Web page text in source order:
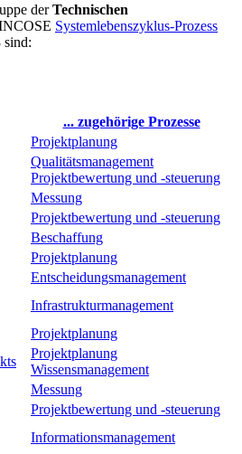
derTechnischen
Systemlebenszyklus-Prozess
sind:
... zugehörige Prozesse
Projektplanung
Qualitätsmanagement
Projektbewertung und -steuerung
Messung
Projektbewertung und -steuerung
Beschaffung
Projektplanung
Entscheidungsmanagement
Infrastrukturmanagement
Projektplanung
Projektplanung
Wissensmanagement
Messung
Projektbewertung und -steuerung
Informationsmanagement